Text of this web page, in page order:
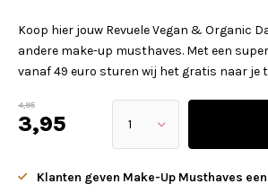
Koop hier jouw Revuele Vegan & Organic
andere make-up musthaves. Met een
vanaf 49 euro sturen wij het gratis naar je
4,95
3,95
Klanten geven Make-Up Musthaves